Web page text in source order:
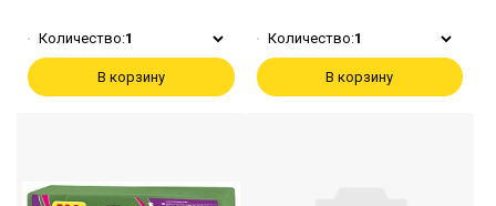
Количество:1
В корзину
Количество:1
В корзину